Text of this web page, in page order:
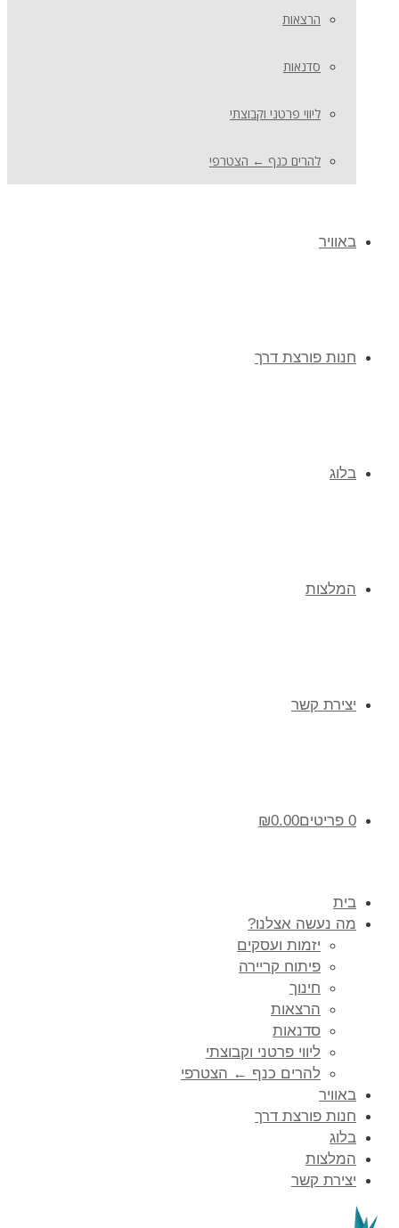
הרצאות
סדנאות
ליווי פרטני וקבוצתי
להרים כנף ← הצטרפי
באוויר
חנות פורצת דרך
בלוג
המלצות
יצירת קשר
0 פריטים ₪0.00
בית
מה נעשה אצלנו?
יזמות ועסקים
פיתוח קריירה
חינוך
הרצאות
סדנאות
ליווי פרטני וקבוצתי
להרים כנף ← הצטרפי
באוויר
חנות פורצת דרך
בלוג
המלצות
יצירת קשר